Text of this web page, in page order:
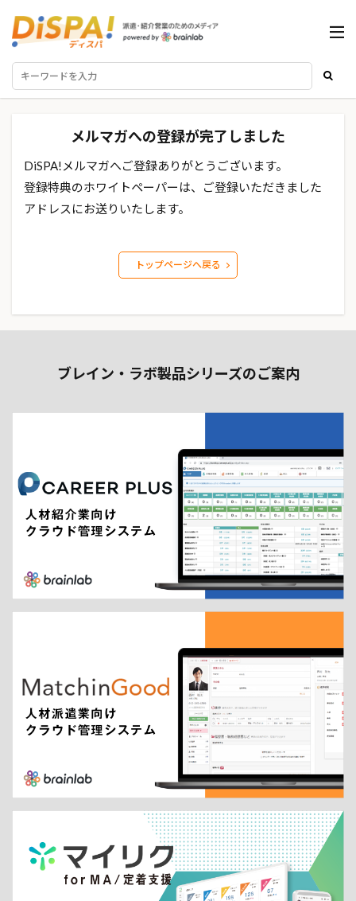
メルマガへの登録が完了しました
DiSPA!メルマガへご登録ありがとうございます。
登録特典のホワイトペーパーは、ご登録いただきました
アドレスにお送りいたします。
トップページへ戻る
ブレイン・ラボ製品シリーズのご案内